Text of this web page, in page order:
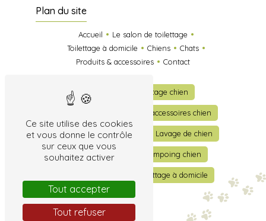
Plan du site
Accueil
Le salon de toilettage
Toilettage à domicile
Chiens
Chats
Produits & accessoires
Contact
Toilettage Toilettage chien
Vente accessoires chien
Vente accessoires chat Lavage de chien
Lavage de chat Shampoing chien
Toilettage à domicile
Ce site utilise des cookies
et vous donne le contrôle
sur ceux que vous
souhaitez activer
Tout accepter
Tout refuser